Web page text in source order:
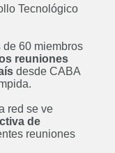
Tecnológico
60 miembros
reuniones
desde CABA
red se ve
de
reuniones
en